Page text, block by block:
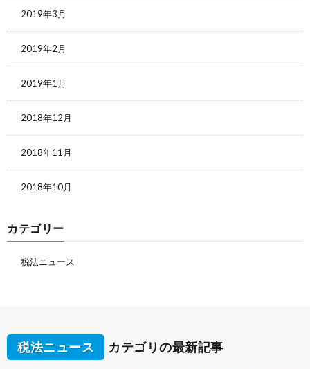
2019年3月
2019年2月
2019年1月
2018年12月
2018年11月
2018年10月
カテゴリー
税法ニュース
税法ニュース カテゴリの最新記事